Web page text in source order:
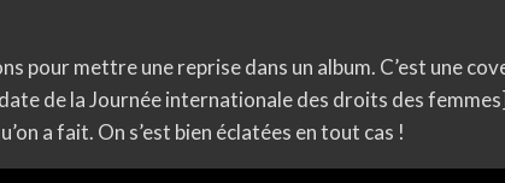
pour mettre une reprise dans un album. C’est une
de la Journée internationale des droits des
a fait. On s’est bien éclatées en tout cas !